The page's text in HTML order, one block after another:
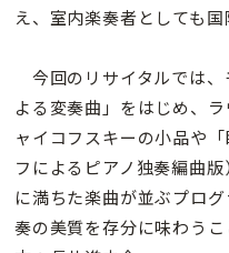
え、室内楽奏者としても国
今回のリサイタルでは
よる変奏曲」をはじめ、
ャイコフスキーの小品や
フによるピアノ独奏編曲
に満ちた楽曲が並ぶプロ
奏の美質を存分に味わうこ